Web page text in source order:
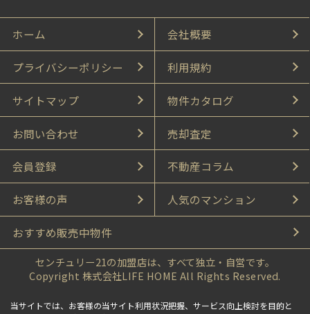
ホーム 会社概要
プライバシーポリシー 利用規約
サイトマップ 物件カタログ
お問い合わせ 売却査定
会員登録 不動産コラム
お客様の声 人気のマンション
おすすめ販売中物件
センチュリー21の加盟店は、すべて独立・自営です。
Copyright 株式会社LIFE HOME All Rights Reserved.
当サイトでは、お客様の当サイト利用状況把握、サービス向上検討を目的と